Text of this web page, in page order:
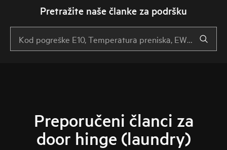
Pretražite naše članke za podršku
Preporučeni članci za
door hinge (laundry)